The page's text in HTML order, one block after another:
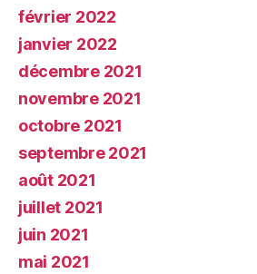
février 2022
janvier 2022
décembre 2021
novembre 2021
octobre 2021
septembre 2021
août 2021
juillet 2021
juin 2021
mai 2021